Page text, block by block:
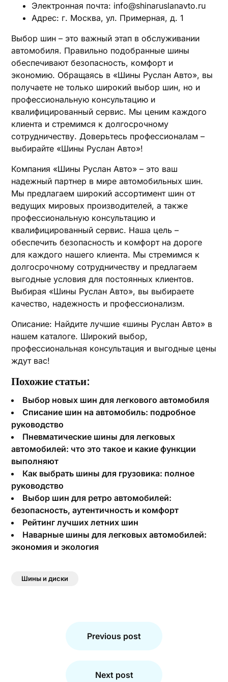
Электронная почта: info@shinaruslanavto.ru
Адрес: г. Москва, ул. Примерная, д. 1
Выбор шин – это важный этап в обслуживании
автомобиля. Правильно подобранные шины
обеспечивают безопасность, комфорт и
экономию. Обращаясь в «Шины Руслан Авто», вы
получаете не только широкий выбор шин, но и
профессиональную консультацию и
квалифицированный сервис. Мы ценим каждого
клиента и стремимся к долгосрочному
сотрудничеству. Доверьтесь профессионалам –
выбирайте «Шины Руслан Авто»!
Компания «Шины Руслан Авто» – это ваш
надежный партнер в мире автомобильных шин.
Мы предлагаем широкий ассортимент шин от
ведущих мировых производителей, а также
профессиональную консультацию и
квалифицированный сервис. Наша цель –
обеспечить безопасность и комфорт на дороге
для каждого нашего клиента. Мы стремимся к
долгосрочному сотрудничеству и предлагаем
выгодные условия для постоянных клиентов.
Выбирая «Шины Руслан Авто», вы выбираете
качество, надежность и профессионализм.
Описание: Найдите лучшие «шины Руслан Авто» в
нашем каталоге. Широкий выбор,
профессиональная консультация и выгодные цены
ждут вас!
Похожие статьи:
Выбор новых шин для легкового автомобиля
Списание шин на автомобиль: подробное
руководство
Пневматические шины для легковых
автомобилей: что это такое и какие функции
выполняют
Как выбрать шины для грузовика: полное
руководство
Выбор шин для ретро автомобилей:
безопасность, аутентичность и комфорт
Рейтинг лучших летних шин
Наварные шины для легковых автомобилей:
экономия и экология
Шины и диски
Previous post
Next post